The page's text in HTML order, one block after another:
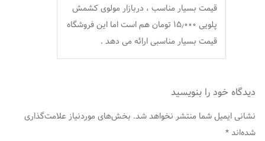
قیمت بسیار مناسب ، دربازار مولوی کشمش
پلویی ۱۵٫۰۰۰ تومان هم است اما این فروشگاه
قیمت بسیار مناسبی ارائه می دهد .
دیدگاه خود را بنویسید
نشانی ایمیل شما منتشر نخواهد شد. بخش‌های موردنیاز علامت‌گذاری
شده‌اند*